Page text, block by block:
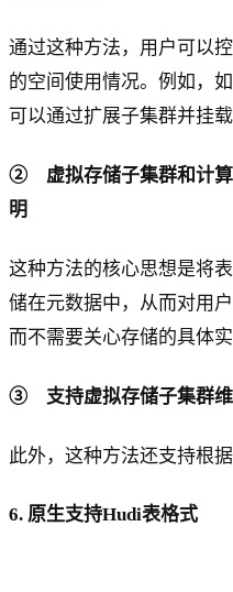
通过这种方法，用户可以
的空间使用情况。例如，
可以通过扩展子集群并挂
② 虚拟存储子集群和计算
明
这种方法的核心思想是将
储在元数据中，从而对用
而不需要关心存储的具体实
③ 支持虚拟存储子集群维
此外，这种方法还支持根
6. 原生支持Hudi表格式